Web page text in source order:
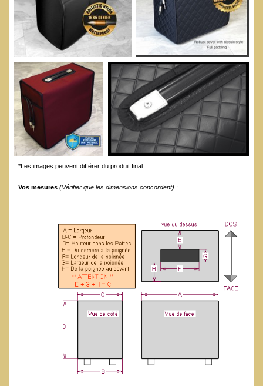
*Les images peuvent différer du produit final.
Vos mesures (Vérifier que les dimensions concordent) :